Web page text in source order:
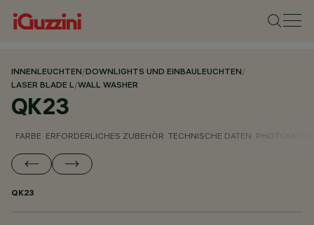
INNENLEUCHTEN/DOWNLIGHTS UND EINBAULEUCHTEN/
LASER BLADE L/WALL WASHER
QK23
FARBE ERFORDERLICHES ZUBEHÖR TECHNISCHE DATEN
QK23